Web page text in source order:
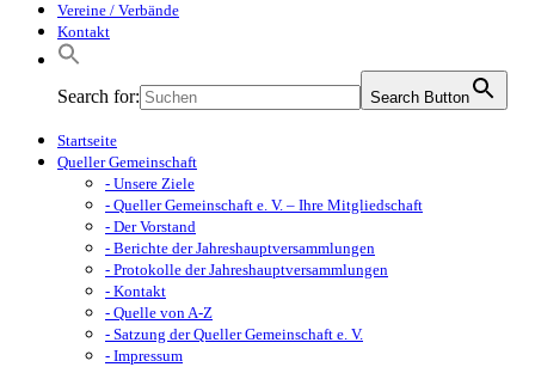
Vereine / Verbände
Kontakt
Search for: Search Button
Startseite
Queller Gemeinschaft
- Unsere Ziele
- Queller Gemeinschaft e. V. – Ihre Mitgliedschaft
- Der Vorstand
- Berichte der Jahreshauptversammlungen
- Protokolle der Jahreshauptversammlungen
- Kontakt
- Quelle von A-Z
- Satzung der Queller Gemeinschaft e. V.
- Impressum